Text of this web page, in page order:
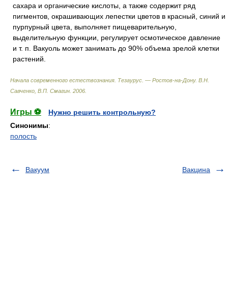
сахара и органические кислоты, а также содержит ряд
пигментов, окрашивающих лепестки цветов в красный, синий и
пурпурный цвета, выполняет пищеварительную,
выделительную функции, регулирует осмотическое давление
и т. п. Вакуоль может занимать до 90% объема зрелой клетки
растений.
Начала современного естествознания. Тезаурус. — Ростов-на-Дону. В.Н.
Савченко, В.П. Смагин 2006
Игры ⚽
Нужно решить контрольную?
Синонимы:
полость
Вакуум Вакцина